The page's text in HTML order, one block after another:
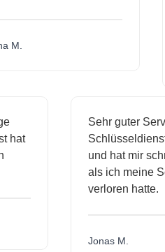
hat
Sehr guter
und hat mir
als ich
verloren
Jonas M.